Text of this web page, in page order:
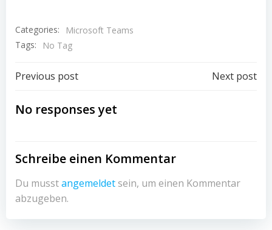
Categories:
Microsoft Teams
Tags:
No Tag
Post
navigation
Previous post Next post
No responses yet
Schreibe einen Kommentar
Du musstangemeldet sein, um einen Kommentar
abzugeben.